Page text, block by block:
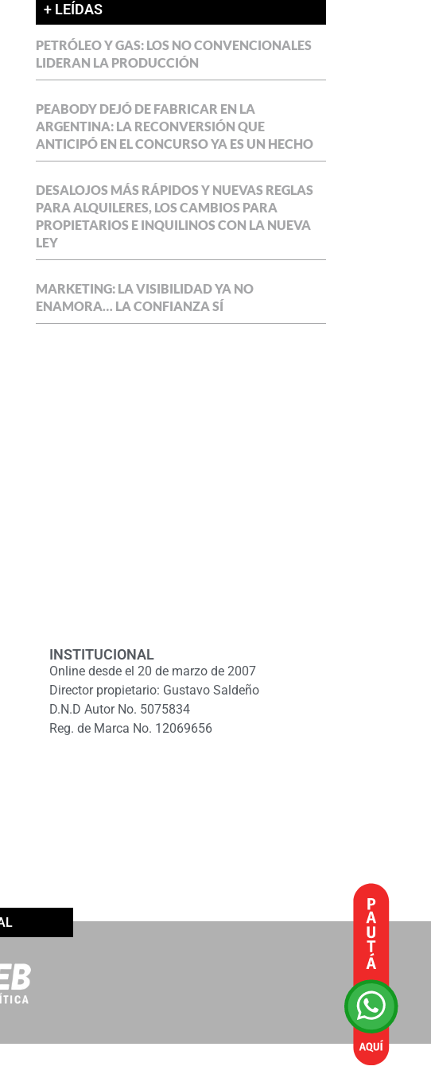
+ LEÍDAS
PETRÓLEO Y GAS: LOS NO CONVENCIONALES
LIDERAN LA PRODUCCIÓN
PEABODY DEJÓ DE FABRICAR EN LA
ARGENTINA: LA RECONVERSIÓN QUE
ANTICIPÓ EN EL CONCURSO YA ES UN HECHO
DESALOJOS MÁS RÁPIDOS Y NUEVAS REGLAS
PARA ALQUILERES, LOS CAMBIOS PARA
PROPIETARIOS E INQUILINOS CON LA NUEVA
LEY
MARKETING: LA VISIBILIDAD YA NO
ENAMORA… LA CONFIANZA SÍ
INSTITUCIONAL
Online desde el 20 de marzo de 2007
Director propietario: Gustavo Saldeño
D.N.D Autor No. 5075834
Reg. de Marca No. 12069656